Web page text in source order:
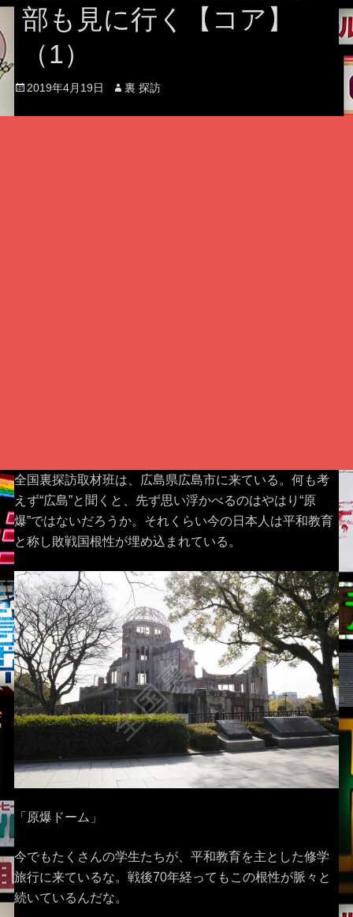
部も見に行く【コア】
（1）
Posted
2019年4月19日 Author
裏 探訪
全国裏探訪取材班は、広島県広島市に来ている。何も考
えず“広島”と聞くと、先ず思い浮かべるのはやはり“原
爆”ではないだろうか。それくらい今の日本人は平和教育
と称し敗戦国根性が埋め込まれている。
「原爆ドーム」
今でもたくさんの学生たちが、平和教育を主とした修学
旅行に来ているな。戦後70年経ってもこの根性が脈々と
続いているんだな。